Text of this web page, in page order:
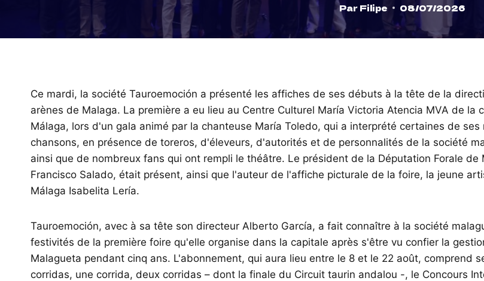
Par Filipe 08/07/2026
Ce mardi, la société Tauroemoción a présenté les affiches de ses débuts à la tête de la
arènes de Malaga. La première a eu lieu au Centre Culturel María Victoria Atencia MVA de la
Málaga, lors d'un gala animé par la chanteuse María Toledo, qui a interprété certaines de ses
chansons, en présence de toreros, d'éleveurs, d'autorités et de personnalités de la société
ainsi que de nombreux fans qui ont rempli le théâtre. Le président de la Députation Forale de
Francisco Salado, était présent, ainsi que l'auteur de l'affiche picturale de la foire, la jeune
Málaga Isabelita Lería.
Tauroemoción, avec à sa tête son directeur Alberto García, a fait connaître à la société
festivités de la première foire qu'elle organise dans la capitale après s'être vu confier la
Malagueta pendant cinq ans. L'abonnement, qui aura lieu entre le 8 et le 22 août, comprend
corridas, une corrida, deux corridas – dont la finale du Circuit taurin andalou -, le Concours